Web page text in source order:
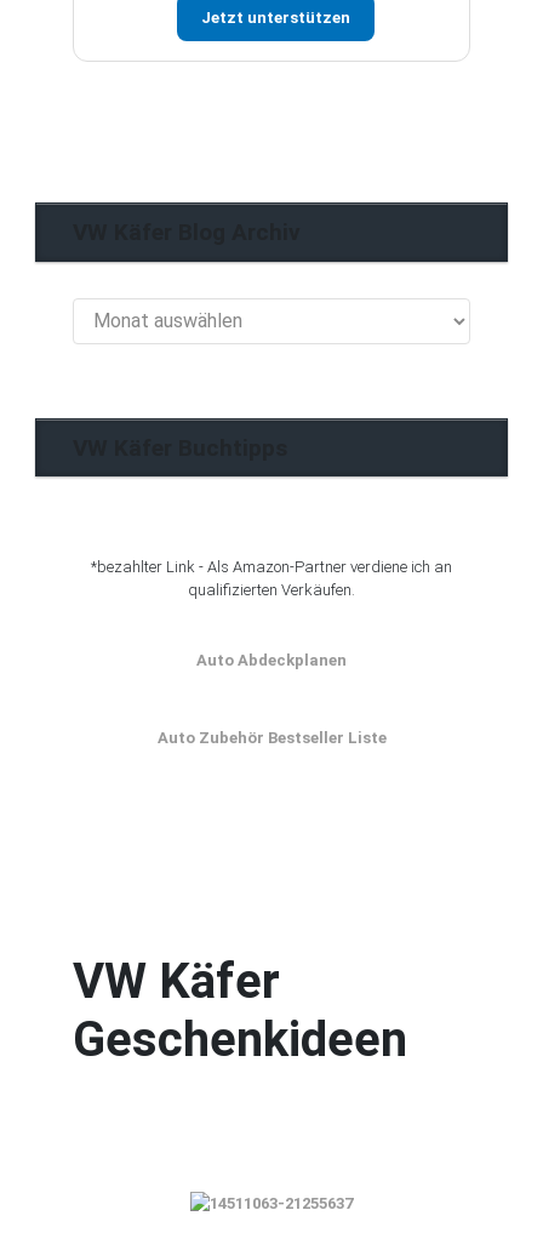
Jetzt unterstützen
Käfer
*bezahlter Link - Als Amazon-Partner verdiene ich an
qualifizierten Verkäufen.
Auto Abdeckplanen
Auto Zubehör Bestseller Liste
VW Käfer
Geschenkideen